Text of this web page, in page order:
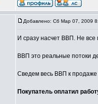
Добавлено: Сб Мар 07, 2009
И сразу насчет ВВП. Не
ВВП это реальные потоки
Сведем весь ВВП к продаже
Покупатель оплатил